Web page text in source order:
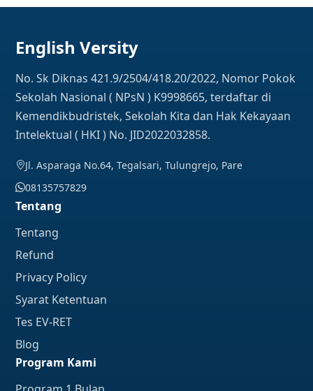
English Versity
No. Sk Diknas 421.9/2504/418.20/2022, Nomor Pokok
Sekolah Nasional ( NPsN ) K9998665, terdaftar di
Kemendikbudristek, Sekolah Kita dan Hak Kekayaan
Intelektual ( HKI ) No. JID2022032858.
Jl. Asparaga No.64, Tegalsari, Tulungrejo, Pare
08135757829
Tentang
Tentang
Refund
Privacy Policy
Syarat Ketentuan
Tes EV-RET
Blog
Program Kami